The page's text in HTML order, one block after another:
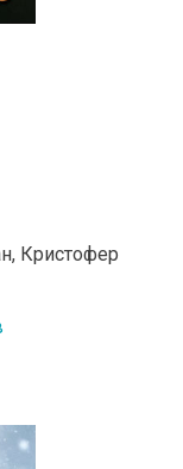
Кристофер